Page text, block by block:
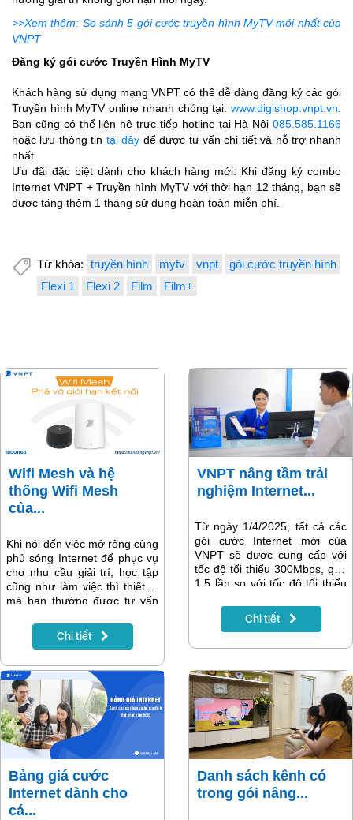
>>Xem thêm: So sánh 5 gói cước truyền hình MyTV mới nhất của
VNPT
Đăng ký gói cước Truyền Hình MyTV
Khách hàng sử dụng mạng VNPT có thể dễ dàng đăng ký các gói
Truyền hình MyTV online nhanh chóng tại: www.digishop.vnpt.vn.
Bạn cũng có thể liên hệ trực tiếp hotline tại Hà Nội 085.585.1166
hoặc lưu thông tin tại đây để được tư vấn chi tiết và hỗ trợ nhanh
nhất.
Ưu đãi đặc biệt dành cho khách hàng mới: Khi đăng ký combo
Internet VNPT + Truyền hình MyTV với thời hạn 12 tháng, bạn sẽ
được tặng thêm 1 tháng sử dụng hoàn toàn miễn phí.
Từ khóa: truyền hình mytv vnpt
gói cước truyền hình
Flexi 1
Flexi 2 Film Film+
Wifi Mesh và hệ
thống Wifi Mesh
của...
Khi nói đến việc mở rộng cùng
phủ sóng Internet để phục vụ
cho nhu cầu giải trí, học tập
cũng như làm việc thì thiết bị
mà bạn thường được tư vấn
Thiết bị này có lợi ích gì và
cách cài đặt như thế nào?
Wifi Mesh và hệ thống Wifi
Mesh của VNPT trong bài viết
dưới đây.
Chi tiết
VNPT nâng tầm trải
nghiệm Internet...
Từ ngày 1/4/2025, tất cả các
gói cước Internet mới của
VNPT sẽ được cung cấp với
tốc độ tối thiểu 300Mbps, gấp
1,5 lần so với tốc độ tối thiểu
tốc độ mới cao nhất trong các
nhà cung cấp hiện tại.
Chi tiết
Bảng giá cước
Internet dành cho
cá...
Danh sách kênh có
trong gói nâng...